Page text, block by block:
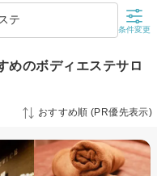
テ
条件変更
めのボディエステサロ
おすすめ順 (PR優先表示)